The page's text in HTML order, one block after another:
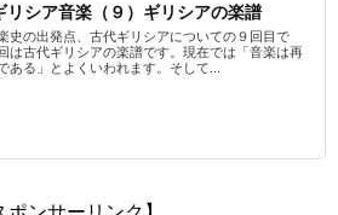
リシア音楽（９）ギリシアの楽譜
史の出発点、古代ギリシアについての９回目で
は古代ギリシアの楽譜です。現在では「音楽は再
ある」とよくいわれます。そして...